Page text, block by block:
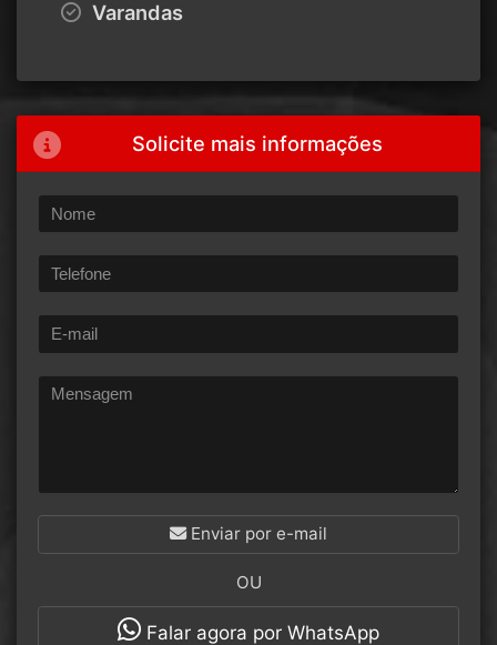
Varandas
Solicite mais informações
Enviar por e-mail
OU
Falar agora por WhatsApp